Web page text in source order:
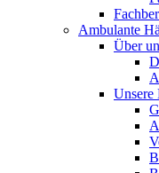
Ambulante
Über
Unsere